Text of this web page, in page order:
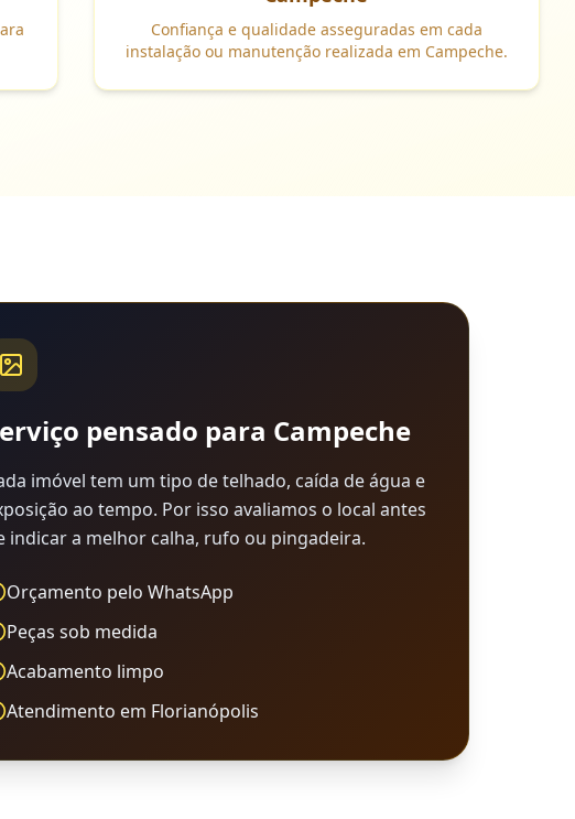
Confiança e qualidade asseguradas em cada
instalação ou manutenção realizada em Campeche.
pensado para Campeche
imóvel tem um tipo de telhado, caída de água e
ao tempo. Por isso avaliamos o local antes
indicar a melhor calha, rufo ou pingadeira.
Orçamento pelo WhatsApp
Peças sob medida
Acabamento limpo
Atendimento em Florianópolis